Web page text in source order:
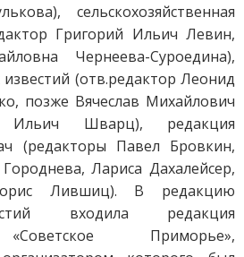
сельскохозяйственная
Григорий Ильич Левин,
Чернеева-Суроедина),
(отв.редактор Леонид
позже Вячеслав Михайлович
Шварц), редакция
(редакторы Павел Бровкин,
Лариса Дахалейсер,
Лившиц). В редакцию
входила редакция
Приморье»,